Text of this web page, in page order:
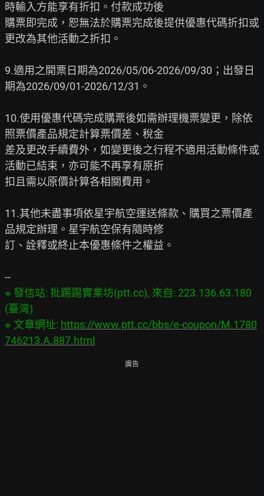
時輸入方能享有折扣。付款成功後
購票即完成，恕無法於購票完成後提供優惠代碼折扣或
更改為其他活動之折扣。
9.適用之開票日期為2026/05/06-2026/09/30；出發日
期為2026/09/01-2026/12/31。
10.使用優惠代碼完成購票後如需辦理機票變更，除依
照票價產品規定計算票價差、稅金
差及更改手續費外，如變更後之行程不適用活動條件或
活動已結束，亦可能不再享有原折
扣且需以原價計算各相關費用。
11.其他未盡事項依星宇航空運送條款、購買之票價產
品規定辦理。星宇航空保有隨時修
訂、詮釋或終止本優惠條件之權益。
※ 發信站: 批踢踢實業坊(ptt.cc), 來自: 223.136.63.180
(臺灣)
※ 文章網址: https://www.ptt.cc/bbs/e-coupon/M.1780
746213.A.887.html
廣告